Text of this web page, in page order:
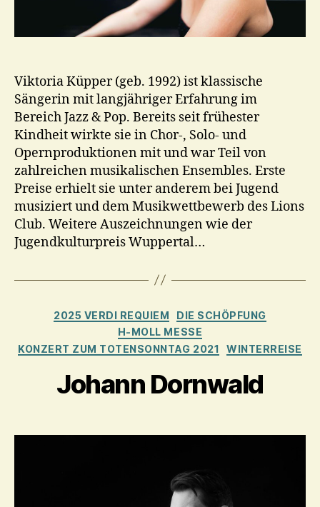
Viktoria Küpper (geb. 1992) ist klassische
Sängerin mit langjähriger Erfahrung im
Bereich Jazz & Pop. Bereits seit frühester
Kindheit wirkte sie in Chor-, Solo- und
Opernproduktionen mit und war Teil von
zahlreichen musikalischen Ensembles. Erste
Preise erhielt sie unter anderem bei Jugend
musiziert und dem Musikwettbewerb des Lions
Club. Weitere Auszeichnungen wie der
Jugendkulturpreis Wuppertal…
Kategorien
2025 VERDI REQUIEM
DIE SCHÖPFUNG
H-MOLL MESSE
KONZERT ZUM TOTENSONNTAG 2021
WINTERREISE
Johann Dornwald